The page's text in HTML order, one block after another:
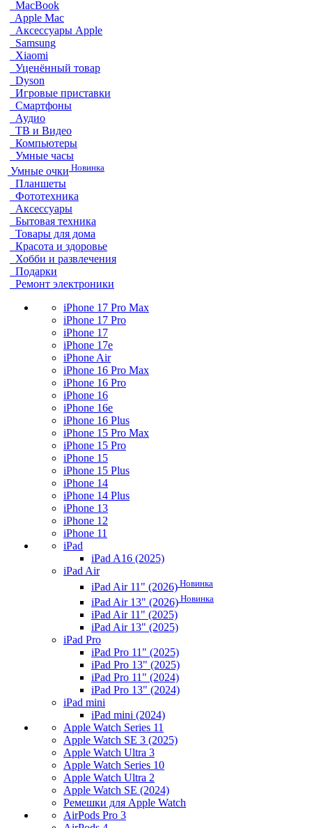
MacBook
Apple Mac
Аксессуары Apple
Samsung
Xiaomi
Уценённый товар
Dyson
Игровые приставки
Смартфоны
Аудио
ТВ и Видео
Компьютеры
Умные часы
Умные очки Новинка
Планшеты
Фототехника
Аксессуары
Бытовая техника
Товары для дома
Красота и здоровье
Хобби и развлечения
Подарки
Ремонт электроники
iPhone 17 Pro Max
iPhone 17 Pro
iPhone 17
iPhone 17e
iPhone Air
iPhone 16 Pro Max
iPhone 16 Pro
iPhone 16
iPhone 16e
iPhone 16 Plus
iPhone 15 Pro Max
iPhone 15 Pro
iPhone 15
iPhone 15 Plus
iPhone 14
iPhone 14 Plus
iPhone 13
iPhone 12
iPhone 11
iPad
iPad A16 (2025)
iPad Air
iPad Air 11" (2026) Новинка
iPad Air 13" (2026) Новинка
iPad Air 11" (2025)
iPad Air 13" (2025)
iPad Pro
iPad Pro 11" (2025)
iPad Pro 13" (2025)
iPad Pro 11" (2024)
iPad Pro 13" (2024)
iPad mini
iPad mini (2024)
Apple Watch Series 11
Apple Watch SE 3 (2025)
Apple Watch Ultra 3
Apple Watch Series 10
Apple Watch Ultra 2
Apple Watch SE (2024)
Ремешки для Apple Watch
AirPods Pro 3